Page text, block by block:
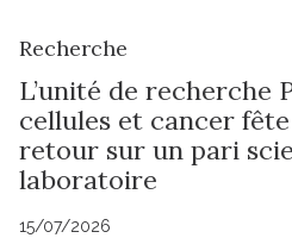
Recherche
L’unité de recherche
cellules et cancer fête
retour sur un pari
laboratoire
15/07/2026